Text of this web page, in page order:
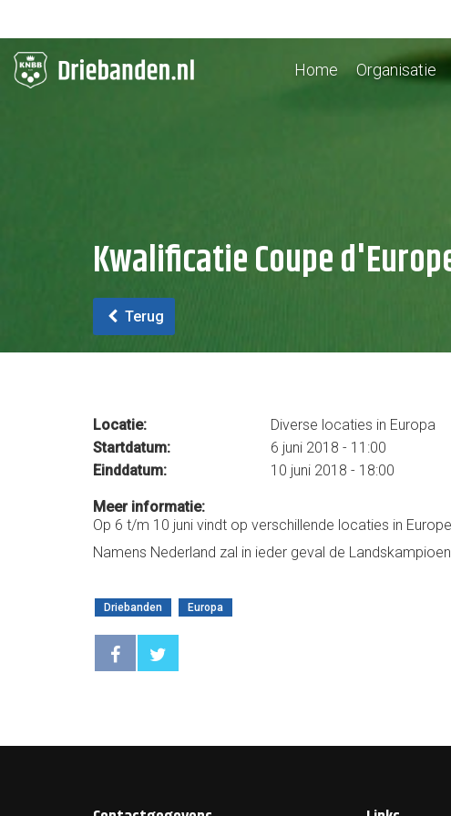
Home Organisatie
Kwalificatie Coupe
Terug
Locatie:
Diverse locaties in Europa
Startdatum:
6 juni 2018 - 11:00
Einddatum:
10 juni 2018 - 18:00
Meer informatie:
Op 6 t/m 10 juni vindt op verschillende locaties in
Namens Nederland zal in ieder geval de
Driebanden Europa